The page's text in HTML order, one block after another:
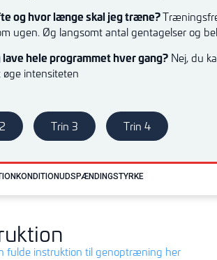
og hvor længe skal jeg træne?
ugen. Øg langsomt antal gentagelser og
lave hele programmet hver gang? Nej, du
øge intensiteten
Trin 3 Trin 4
KONDITIONUDSPÆNDINGSTYRKE
fulde instruktion til genoptræning her